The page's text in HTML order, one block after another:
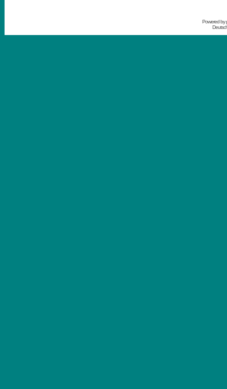
Powered by